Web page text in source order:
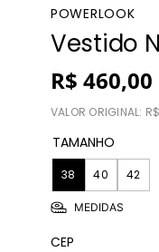
POWERLOOK
Vestido
R$ 460,00
VALOR ORIGINAL:
TAMANHO
38 40 42
MEDIDAS
CEP